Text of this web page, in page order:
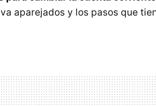
aparejados y los pasos que